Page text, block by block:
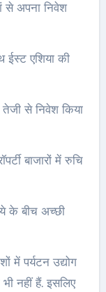
से अपना निवेश
एशिया की
से निवेश किया
बाजारों में रुचि
के बीच अच्छी
में पर्यटन उद्योग
नहीं हैं. इसलिए